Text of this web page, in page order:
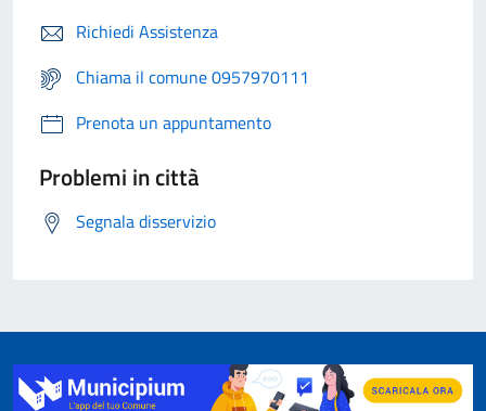
Richiedi Assistenza
Chiama il comune 0957970111
Prenota un appuntamento
Problemi in città
Segnala disservizio